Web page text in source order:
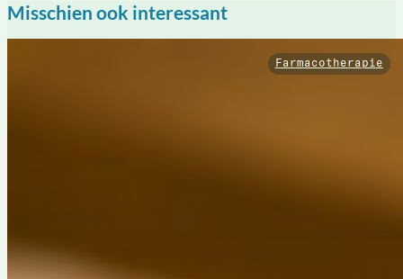
Misschien ook interessant
Farmacotherapie